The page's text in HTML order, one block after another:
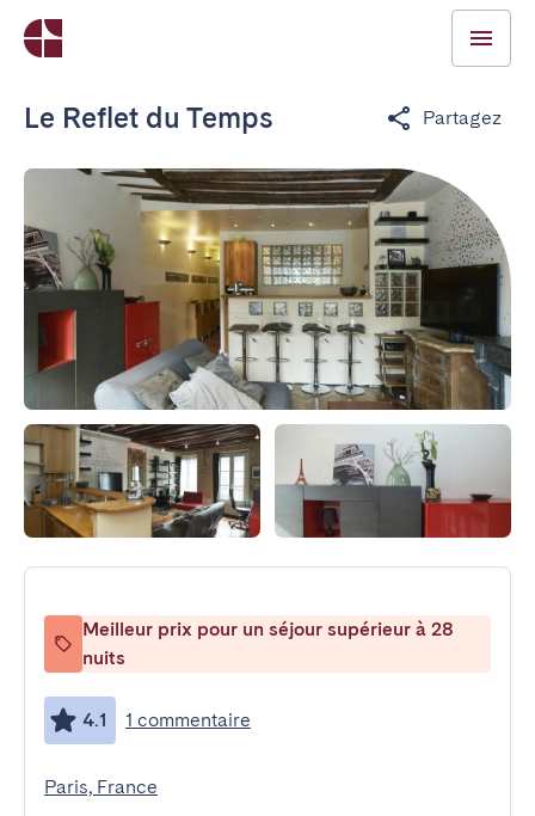
Le Reflet du Temps Partagez
Meilleur prix pour un séjour supérieur à 28
nuits
4.1 1 commentaire
Paris, France